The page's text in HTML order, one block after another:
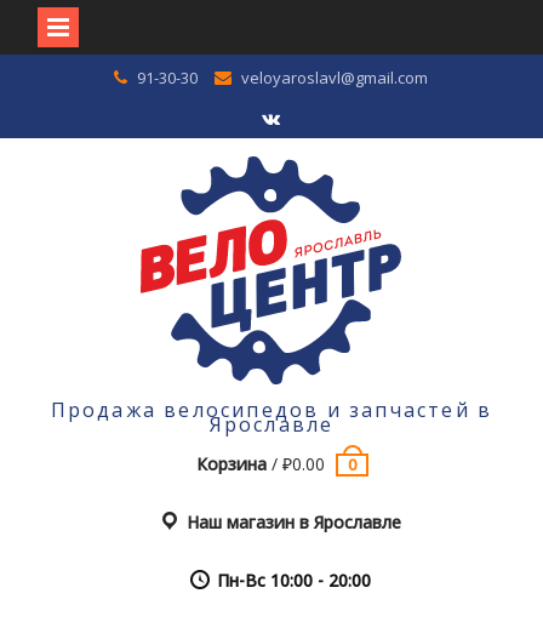
91-30-30 veloyaroslavl@gmail.com
VK
Продажа велосипедов и запчастей в
Ярославле
Корзина /₽0.00 0
Наш магазин в Ярославле
Пн-Вс 10:00 - 20:00